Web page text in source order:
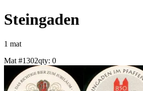
Steingaden
1 mat
Mat #1302qty: 0